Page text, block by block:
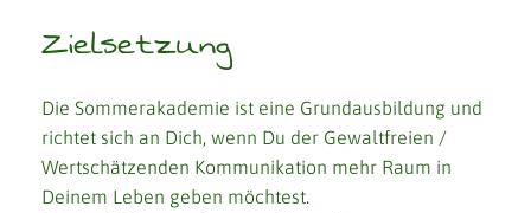
Zielsetzung
Die Sommerakademie ist eine Grundausbildung und
richtet sich an Dich, wenn Du der Gewaltfreien /
Wertschätzenden Kommunikation mehr Raum in
Deinem Leben geben möchtest.